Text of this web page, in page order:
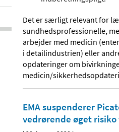
Det er særligt relevant for
sundhedsprofessionelle,
arbejder med medicin
i detailindustrien) eller
opdateringer om
medicin/
EMA suspenderer
vedrørende øget